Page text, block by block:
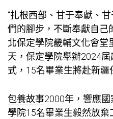
“扎根西部、甘于奉獻、
們的腳步，不斷奉獻自己
北保定學院畿輔文化會堂
天，保定學院舉辦2024
式，15名畢業生將赴新疆
包養故事2000年，響應
學院15名畢業生毅然放